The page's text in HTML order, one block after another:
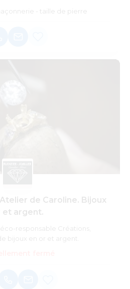
- taille de pierre
de Caroline. Bijoux
et argent.
responsable Créations,
bijoux en or et argent.